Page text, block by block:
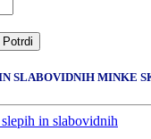
Potrdi
SLABOVIDNIH MINKE